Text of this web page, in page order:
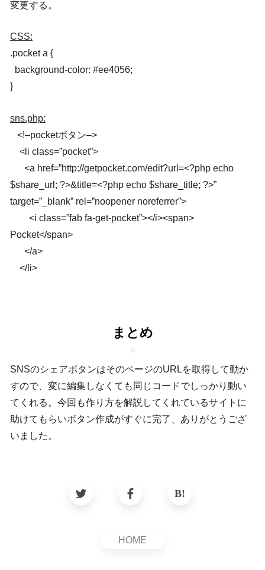
変更する。
CSS:
.pocket a {
background-color: #ee4056;
}
sns.php:
<!–pocketボタン–>
<li class=”pocket”>
<a href=”http://getpocket.com/edit?url=<?php echo
$share_url; ?>&title=<?php echo $share_title; ?>”
target=”_blank” rel=”noopener noreferrer”>
<i class=”fab fa-get-pocket”></i><span>
Pocket</span>
</a>
</li>
まとめ
SNSのシェアボタンはそのページのURLを取得して動か
すので、変に編集しなくても同じコードでしっかり動い
てくれる。今回も作り方を解説してくれているサイトに
助けてもらいボタン作成がすぐに完了、ありがとうござ
いました。
HOME